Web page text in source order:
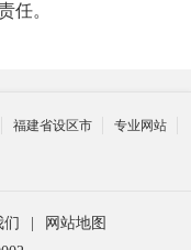
任。
福建省设区市
专业网站
们
网站地图